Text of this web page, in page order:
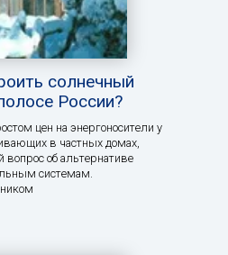
солнечный
России?
цен на энергоносители у
в частных домах,
вопрос об альтернативе
системам.